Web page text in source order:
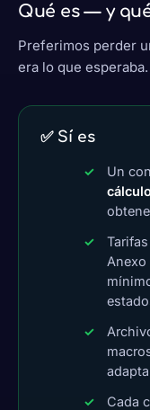
Qué es — y
Preferimos perder
era lo que
✅ Sí es
Un
Anexo
Cada